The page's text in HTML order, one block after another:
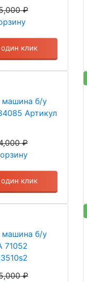
₽
один клик
машина б/у
Артикул
₽
один клик
машина б/у
71052
₽